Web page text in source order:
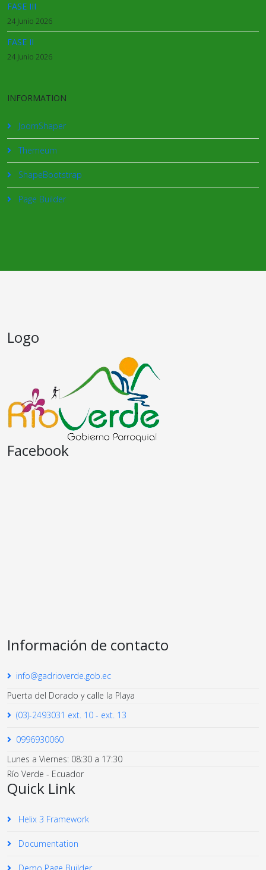
FASE III
24 Junio 2026
FASE II
24 Junio 2026
INFORMATION
JoomShaper
Themeum
ShapeBootstrap
Page Builder
Logo
Facebook
Información de contacto
info@gadrioverde.gob.ec
Puerta del Dorado y calle la Playa
(03)-2493031 ext. 10 - ext. 13
0996930060
Lunes a Viernes: 08:30 a 17:30
Río Verde - Ecuador
Quick Link
Helix 3 Framework
Documentation